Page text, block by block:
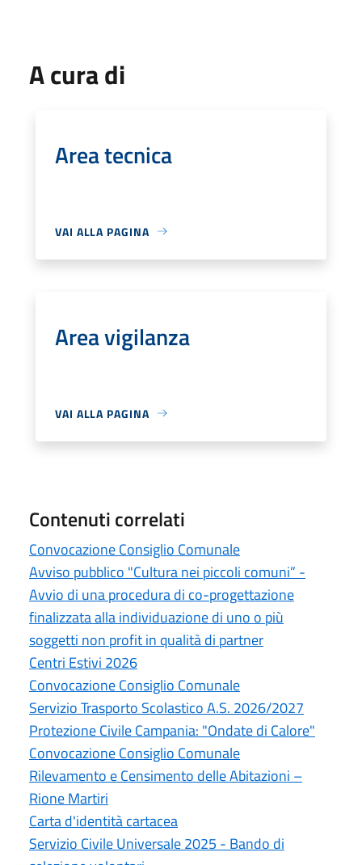
A cura di
Area tecnica
VAI ALLA PAGINA
Area vigilanza
VAI ALLA PAGINA
Contenuti correlati
Convocazione Consiglio Comunale
Avviso pubblico "Cultura nei piccoli comuni” -
Avvio di una procedura di co-progettazione
finalizzata alla individuazione di uno o più
soggetti non profit in qualità di partner
Centri Estivi 2026
Convocazione Consiglio Comunale
Servizio Trasporto Scolastico A.S. 2026/2027
Protezione Civile Campania: "Ondate di Calore"
Convocazione Consiglio Comunale
Rilevamento e Censimento delle Abitazioni –
Rione Martiri
Carta d'identità cartacea
Servizio Civile Universale 2025 - Bando di